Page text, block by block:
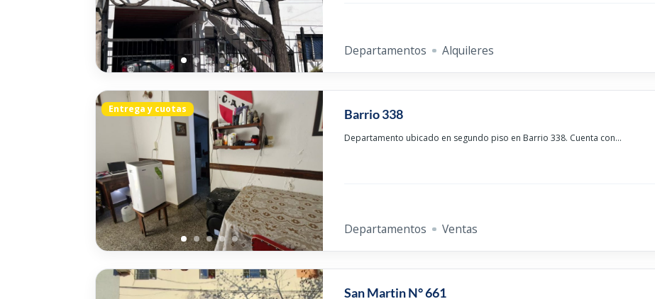
Departamentos Alquileres
Entrega y cuotas Barrio 338
Departamento ubicado en segundo piso en Barrio 338. Cuenta con...
Departamentos Ventas
San Martin N° 661